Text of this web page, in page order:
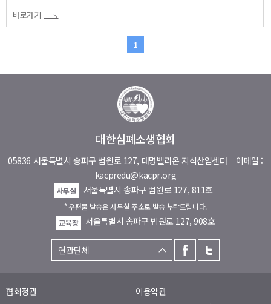
바로가기
1
대한심폐소생협회
05836 서울특별시 송파구 법원로 127, 대명벨리온 지식산업센터 이메일 :
kacpredu@kacpr.org
사무실 서울특별시 송파구 법원로 127, 811호
* 우편물 발송은 사무실 주소로 발송 부탁드립니다.
교육장
서울특별시 송파구 법원로 127, 908호
협회정관
이용약관